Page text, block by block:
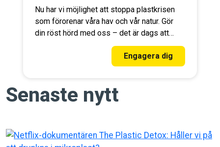
Nu har vi möjlighet att stoppa plastkrisen
som förorenar våra hav och vår natur. Gör
din röst hörd med oss – det är dags att
#BreakFreeFromPlastic !
Engagera dig
Senaste nytt